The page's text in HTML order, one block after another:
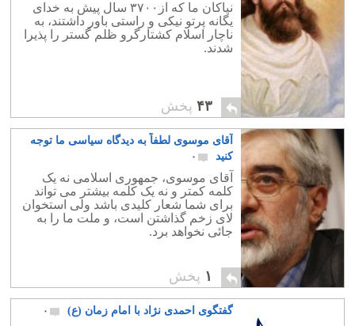
نیاکان ما که از۳۷۰۰ سال پیش به خدای
یگانه پرتو نیکی و راستی باور داشتند، به
ناچار اسلام کشتارگرو ظلم گستر را پذیرا
شدند.
۴۳ پخش
آقای موسوی لطفاً به دیدگاه سیاسی ما توجه
کنید
۰
آقای موسوی، جمهوری اسلامی نه یک
کلمه کمتر و نه یک کلمه بیشتر می تواند
برای شما شعار کلیدی باشد ولی استخوان
لای زخم گذاشتن است، و ملت ما را به
جائی نخواهد برد.
۱ پخش
گفتگوی احمدی نژاد با امام زمان (ع) ۰